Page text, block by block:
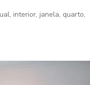
, interior, janela, quarto,